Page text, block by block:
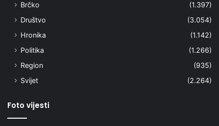
Brčko
(1.397)
Društvo
(3.054)
Hronika
(1.142)
Politika
(1.266)
Region
(935)
Svijet
(2.264)
Foto vijesti